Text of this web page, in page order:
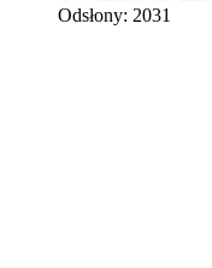
Odsłony: 2031